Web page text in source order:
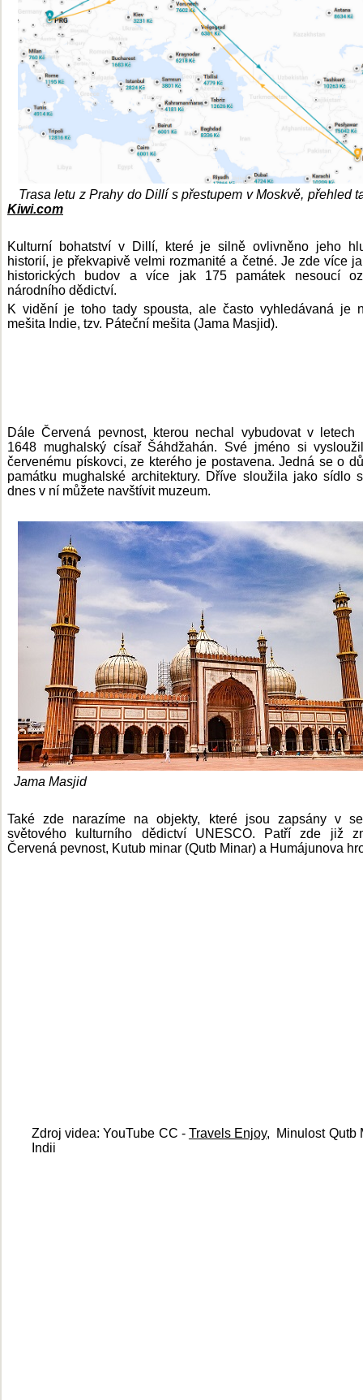
Trasa letu z Prahy do Dillí s přestupem v Moskvě, přehled
Kiwi.com
Kulturní bohatství v Dillí, které je silně ovlivněno jeho
historií, je překvapivě velmi rozmanité a četné. Je zde více
historických budov a více jak 175 památek nesoucí
národního dědictví.
K vidění je toho tady spousta, ale často vyhledávaná je
mešita Indie, tzv. Páteční mešita (Jama Masjid).
Dále Červená pevnost, kterou nechal vybudovat v letech
1648 mughalský císař Šáhdžahán. Své jméno si
červenému pískovci, ze kterého je postavena. Jedná se o
památku mughalské architektury. Dříve sloužila jako sídlo
dnes v ní můžete navštívit muzeum.
Jama Masjid
Také zde narazíme na objekty, které jsou zapsány v
světového kulturního dědictví UNESCO. Patří zde již
Červená pevnost, Kutub minar (Qutb Minar) a Humájunova
Zdroj videa: YouTube CC - Travels Enjoy, Minulost Qutb
Indii